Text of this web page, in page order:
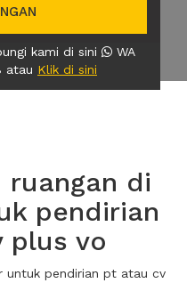
kami di sini
WA
atau Klik di sini
ruangan di
pendirian
plus vo
untuk pendirian pt atau cv